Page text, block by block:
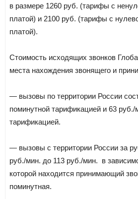
в размере 1260 руб. (тарифы с
платой) и 2100 руб. (тарифы с
платой).
Стоимость исходящих звонков
места нахождения звонящего и
— вызовы по территории России
поминутной тарификацией и 63 руб./
тарификацией.
— вызовы с территории России за
руб./мин. до 113 руб./мин. в
которой находится принимающий
поминутная.